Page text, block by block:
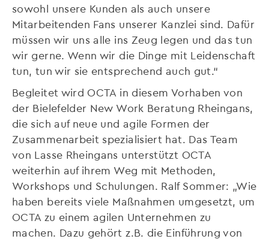
sowohl unsere Kunden als auch unsere
Mitarbeitenden Fans unserer Kanzlei sind. Dafür
müssen wir uns alle ins Zeug legen und das tun
wir gerne. Wenn wir die Dinge mit Leidenschaft
tun, tun wir sie entsprechend auch gut.“
Begleitet wird OCTA in diesem Vorhaben von
der Bielefelder New Work Beratung Rheingans,
die sich auf neue und agile Formen der
Zusammenarbeit spezialisiert hat. Das Team
von Lasse Rheingans unterstützt OCTA
weiterhin auf ihrem Weg mit Methoden,
Workshops und Schulungen. Ralf Sommer: „Wie
haben bereits viele Maßnahmen umgesetzt, um
OCTA zu einem agilen Unternehmen zu
machen. Dazu gehört z.B. die Einführung von